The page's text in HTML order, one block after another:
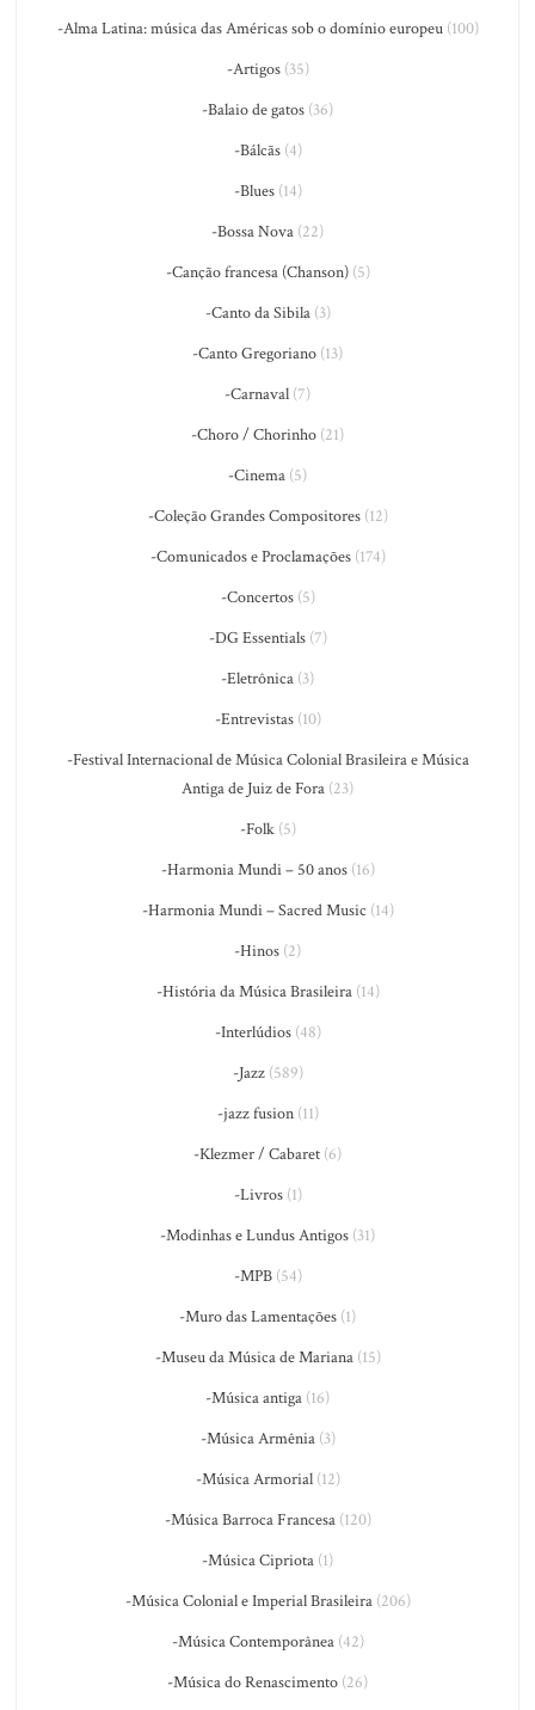
-Alma Latina: música das Américas sob o domínio europeu(100)
-Artigos(35)
-Balaio de gatos (36)
-Bálcãs(4)
-Blues(14)
-Bossa Nova (22)
-Canção francesa (Chanson)(5)
-Canto da Sibila(3)
-Canto Gregoriano (13)
-Carnaval (7)
-Choro / Chorinho (21)
-Cinema (5)
-Coleção Grandes Compositores(12)
-Comunicados e Proclamações(174)
-Concertos(5)
-DG Essentials(7)
-Eletrônica (3)
-Entrevistas(10)
-Festival Internacional de Música Colonial Brasileira e Música
Antiga de Juiz de Fora (23)
-Folk(5)
-Harmonia Mundi – 50 anos(16)
-Harmonia Mundi – Sacred Music (14)
-Hinos (2)
-História da Música Brasileira(14)
-Interlúdios(48)
-Jazz(589)
-jazz fusion(11)
-Klezmer / Cabaret (6)
-Livros(1)
-Modinhas e Lundus Antigos (31)
-MPB(54)
-Muro das Lamentações (1)
-Museu da Música de Mariana(15)
-Música antiga (16)
-Música Armênia(3)
-Música Armorial(12)
-Música Barroca Francesa(120)
-Música Cipriota (1)
-Música Colonial e Imperial Brasileira(206)
-Música Contemporânea(42)
-Música do Renascimento (26)